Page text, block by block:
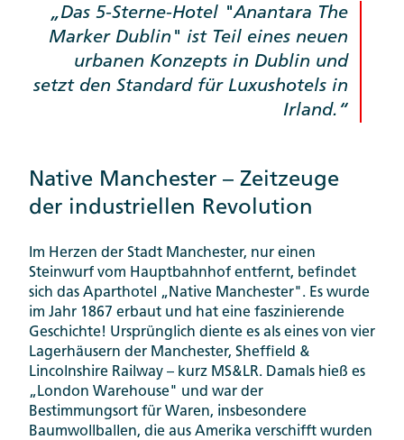
Das 5-Sterne-Hotel "Anantara The
Marker Dublin" ist Teil eines neuen
urbanen Konzepts in Dublin und
setzt den Standard für Luxushotels in
Irland.
Native Manchester – Zeitzeuge
der industriellen Revolution
Im Herzen der Stadt Manchester, nur einen
Steinwurf vom Hauptbahnhof entfernt, befindet
sich das Aparthotel „Native Manchester". Es wurde
im Jahr 1867 erbaut und hat eine faszinierende
Geschichte! Ursprünglich diente es als eines von vier
Lagerhäusern der Manchester, Sheffield &
Lincolnshire Railway – kurz MS&LR. Damals hieß es
„London Warehouse" und war der
Bestimmungsort für Waren, insbesondere
Baumwollballen, die aus Amerika verschifft wurden